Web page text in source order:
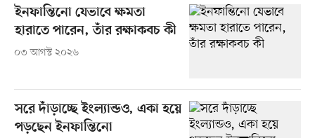
ইনফান্তিনো যেভাবে ক্ষমতা
হারাতে পারেন, তাঁর রক্ষাকবচ কী
০৩ আগস্ট ২০২৬
সরে দাঁড়াচ্ছে ইংল্যান্ডও, একা হয়ে
পড়ছেন ইনফান্তিনো